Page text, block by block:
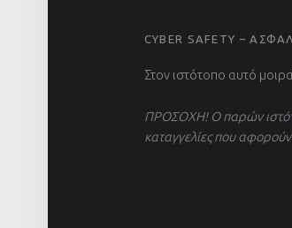
FOOTER SIDEBAR
CYBER SAFETY –
Στον ιστότοπο αυτό
ΠΡΟΣΟΧΗ! Ο παρών
καταγγελίες που